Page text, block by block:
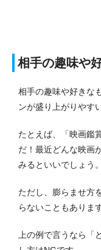
相手の趣味や
相手の趣味や好きな
ンが盛り上がりやす
たとえば、「映画鑑
だ！最近どんな映画
みるといいでしょう。
ただし、膨らませ方
らないこともあります
上の例で言うなら「